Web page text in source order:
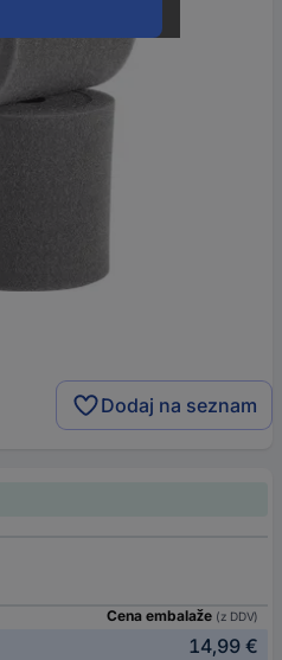
Dodaj na seznam
Cena embalaže (z DDV)
14,99 €